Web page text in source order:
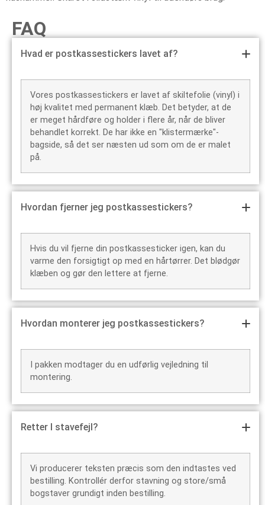
FAQ
Hvad er postkassestickers lavet af?
Vores postkassestickers er lavet af skiltefolie (vinyl) i
høj kvalitet med permanent klæb. Det betyder, at de
er meget hårdføre og holder i flere år, når de bliver
behandlet korrekt. De har ikke en "klistermærke"-
bagside, så det ser næsten ud som om de er malet
på.
Hvordan fjerner jeg postkassestickers?
Hvis du vil fjerne din postkassesticker igen, kan du
varme den forsigtigt op med en hårtørrer. Det blødgør
klæben og gør den lettere at fjerne.
Hvordan monterer jeg postkassestickers?
I pakken modtager du en udførlig vejledning til
montering.
Retter I stavefejl?
Vi producerer teksten præcis som den indtastes ved
bestilling. Kontrollér derfor stavning og store/små
bogstaver grundigt inden bestilling.